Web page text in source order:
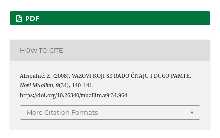
PDF
HOW TO CITE
Alispahić, Z. (2008). VAZOVI KOJI SE RADO ČITAJU I DUGO PAMTE.
Novi Muallim, 9(34), 140–141.
https://doi.org/10.26340/muallim.v9i34.964
More Citation Formats